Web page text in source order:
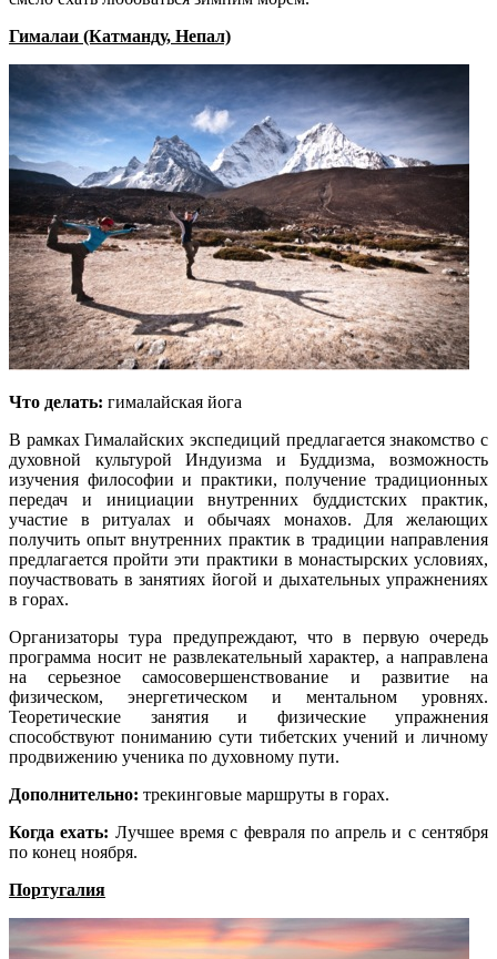
Гималаи (Катманду, Непал)
Что делать: гималайская йога
В рамках Гималайских экспедиций предлагается знакомство с
духовной культурой Индуизма и Буддизма, возможность
изучения философии и практики, получение традиционных
передач и инициации внутренних буддистских практик,
участие в ритуалах и обычаях монахов. Для желающих
получить опыт внутренних практик в традиции направления
предлагается пройти эти практики в монастырских условиях,
поучаствовать в занятиях йогой и дыхательных упражнениях
в горах.
Организаторы тура предупреждают, что в первую очередь
программа носит не развлекательный характер, а направлена
на серьезное самосовершенствование и развитие на
физическом, энергетическом и ментальном уровнях.
Теоретические занятия и физические упражнения
способствуют пониманию сути тибетских учений и личному
продвижению ученика по духовному пути.
Дополнительно: трекинговые маршруты в горах.
Когда ехать: Лучшее время с февраля по апрель и с сентября
по конец ноября.
Португалия